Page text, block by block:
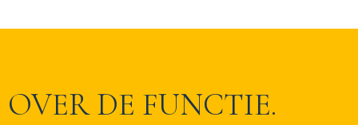
OVER DE FUNCTIE.